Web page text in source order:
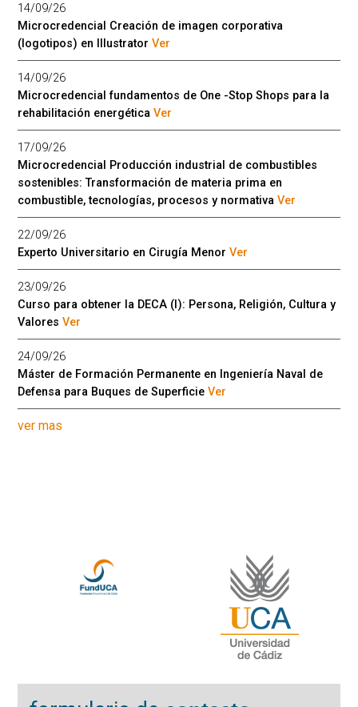
14/09/26
Microcredencial Creación de imagen corporativa
(logotipos) en IllustratorVer
14/09/26
Microcredencial fundamentos de One -Stop Shops para la
rehabilitación energéticaVer
17/09/26
Microcredencial Producción industrial de combustibles
sostenibles: Transformación de materia prima en
combustible, tecnologías, procesos y normativaVer
22/09/26
Experto Universitario en Cirugía MenorVer
23/09/26
Curso para obtener la DECA (I): Persona, Religión, Cultura y
ValoresVer
24/09/26
Máster de Formación Permanente en Ingeniería Naval de
Defensa para Buques de SuperficieVer
ver mas